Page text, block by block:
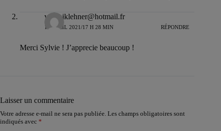
veroniklehner@hotmail.fr
11 AVRIL 2021/17 H 28 MIN RÉPONDRE
Merci Sylvie ! J’apprecie beaucoup !
Laisser un commentaire
Votre adresse e-mail ne sera pas publiée. Les champs obligatoires sont
indiqués avec *